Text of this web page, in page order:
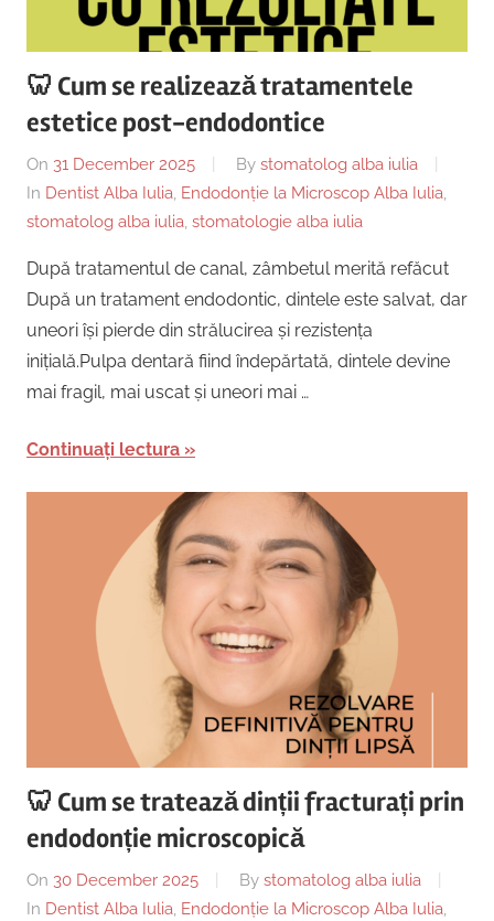
🦷 Cum se realizează tratamentele
estetice post-endodontice
On 31 December 2025 By stomatolog alba iulia
In Dentist Alba Iulia, Endodonție la Microscop Alba Iulia,
stomatolog alba iulia, stomatologie alba iulia
După tratamentul de canal, zâmbetul merită refăcut
După un tratament endodontic, dintele este salvat, dar
uneori își pierde din strălucirea și rezistența
inițială.Pulpa dentară fiind îndepărtată, dintele devine
mai fragil, mai uscat și uneori mai …
Continuați lectura
🦷 Cum se tratează dinții fracturați prin
endodonție microscopică
On 30 December 2025 By stomatolog alba iulia
In Dentist Alba Iulia, Endodonție la Microscop Alba Iulia,